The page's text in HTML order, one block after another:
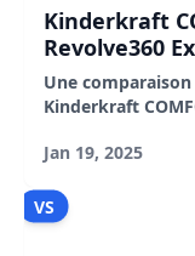
Kinderkraft
Revolve360
Une
Kinderkraft
les expériences
Jan 19, 2025
VS